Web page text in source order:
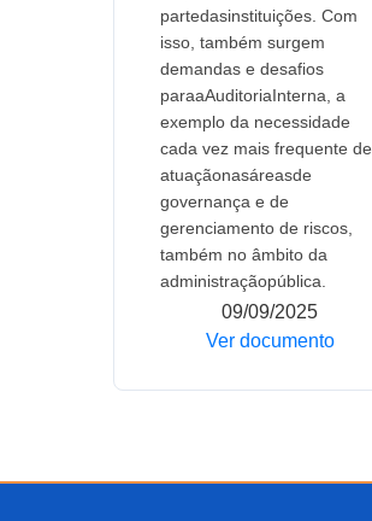
partedasinstituições. Com
isso, também surgem
demandas e desafios
paraaAuditoriaInterna, a
exemplo da necessidade
cada vez mais frequente de
atuaçãonasáreasde
governança e de
gerenciamento de riscos,
também no âmbito da
administraçãopública.
09/09/2025
Ver documento